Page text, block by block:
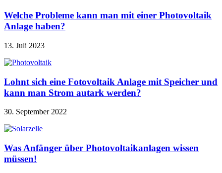
Welche Probleme kann man mit einer Photovoltaik
Anlage haben?
13. Juli 2023
Lohnt sich eine Fotovoltaik Anlage mit Speicher und
kann man Strom autark werden?
30. September 2022
Was Anfänger über Photovoltaikanlagen wissen
müssen!